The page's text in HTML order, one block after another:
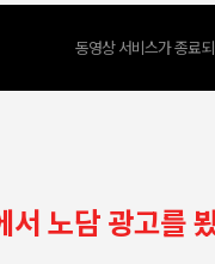
동영상 서비스가 종료
서 노담 광고를